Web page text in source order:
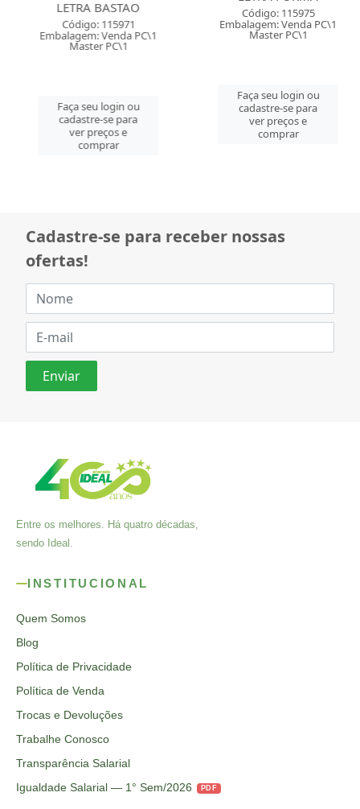
LETRA BASTAO
Código: 115971
Embalagem: Venda PC\1
Master PC\1
Faça seu login ou
cadastre-se para
ver preços e
comprar
LETRA FORMA
Código: 115975
Embalagem: Venda PC\1
Master PC\1
Faça seu login ou
cadastre-se para
ver preços e
comprar
Cadastre-se para receber nossas
ofertas!
Entre os melhores. Há quatro décadas,
sendo Ideal.
INSTITUCIONAL
Quem Somos
Blog
Política de Privacidade
Política de Venda
Trocas e Devoluções
Trabalhe Conosco
Transparência Salarial
Igualdade Salarial — 1° Sem/2026
PDF